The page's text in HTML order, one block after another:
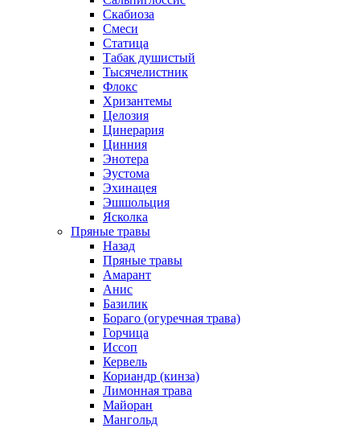
Скабиоза
Смеси
Статица
Табак душистый
Тысячелистник
Флокс
Хризантемы
Целозия
Цинерария
Цинния
Энотера
Эустома
Эхинацея
Эшшольция
Ясколка
Пряные травы
Назад
Пряные травы
Амарант
Анис
Базилик
Бораго (огуречная трава)
Горчица
Иссоп
Кервель
Кориандр (кинза)
Лимонная трава
Майоран
Мангольд